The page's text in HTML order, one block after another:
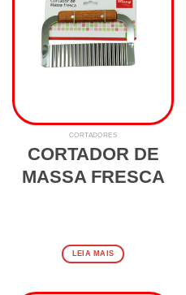
CORTADORES
CORTADOR DE
MASSA FRESCA
LEIA MAIS